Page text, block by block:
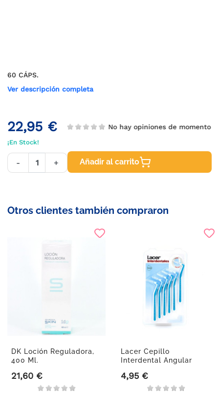
60 CÁPS.
Ver descripción completa
22,95 € No hay opiniones de momento
¡En Stock!
- + Añadir al carrito
Otros clientes también compraron
DK Loción Reguladora,
400 Ml.
Precio
21,60 €
Lacer Cepillo
Interdental Angular
Precio
4,95 €